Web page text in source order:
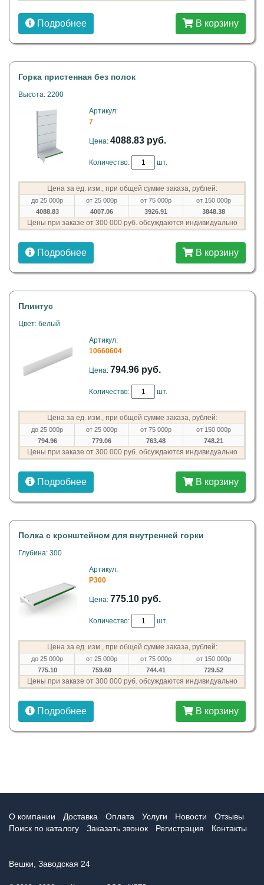
Подробнее В корзину
Горка пристенная без полок
Высота: 2200
Артикул:
7
Цена: 4088.83 руб.
Количество: шт.
Цена за ед. изм., при общей сумме заказа, рублей:
до 25 000р от 25 000р от 75 000р
от 150 000р
4088.83
4007.06 3926.91 3848.38
Цены при заказе от 300 000 руб. обсуждаются индивидуально
Подробнее В корзину
Плинтус
Цвет: белый
Артикул:
10660604
Цена: 794.96 руб.
Количество: шт.
Цена за ед. изм., при общей сумме заказа, рублей:
до 25 000р от 25 000р от 75 000р
от 150 000р
794.96
779.06 763.48 748.21
Цены при заказе от 300 000 руб. обсуждаются индивидуально
Подробнее В корзину
Полка с кронштейном для внутренней горки
Глубина: 300
Артикул:
P300
Цена: 775.10 руб.
Количество: шт.
Цена за ед. изм., при общей сумме заказа, рублей:
до 25 000р от 25 000р от 75 000р
от 150 000р
775.10
759.60 744.41 729.52
Цены при заказе от 300 000 руб. обсуждаются индивидуально
Подробнее В корзину
О компании Доставка Оплата Услуги Новости
Отзывы
Поиск по каталогу
Заказать звонок Регистрация Контакты
Вешки, Заводская 24